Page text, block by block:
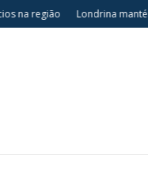
na região Londrina